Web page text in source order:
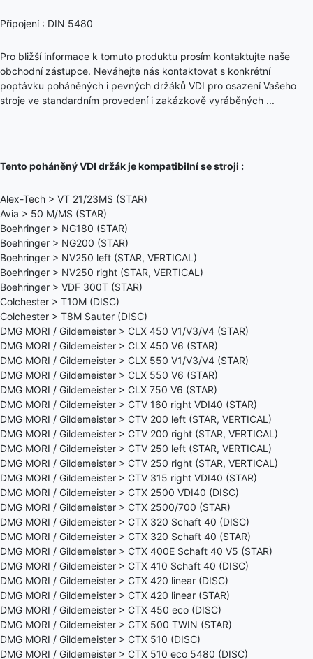
Připojení : DIN 5480
Pro bližší informace k tomuto produktu prosím kontaktujte naše
obchodní zástupce. Neváhejte nás kontaktovat s konkrétní
poptávku poháněných i pevných držáků VDI pro osazení Vašeho
stroje ve standardním provedení i zakázkově vyráběných ...
Tento poháněný VDI držák je kompatibilní se stroji :
Alex-Tech > VT 21/23MS (STAR)
Avia > 50 M/MS (STAR)
Boehringer > NG180 (STAR)
Boehringer > NG200 (STAR)
Boehringer > NV250 left (STAR, VERTICAL)
Boehringer > NV250 right (STAR, VERTICAL)
Boehringer > VDF 300T (STAR)
Colchester > T10M (DISC)
Colchester > T8M Sauter (DISC)
DMG MORI / Gildemeister > CLX 450 V1/V3/V4 (STAR)
DMG MORI / Gildemeister > CLX 450 V6 (STAR)
DMG MORI / Gildemeister > CLX 550 V1/V3/V4 (STAR)
DMG MORI / Gildemeister > CLX 550 V6 (STAR)
DMG MORI / Gildemeister > CLX 750 V6 (STAR)
DMG MORI / Gildemeister > CTV 160 right VDI40 (STAR)
DMG MORI / Gildemeister > CTV 200 left (STAR, VERTICAL)
DMG MORI / Gildemeister > CTV 200 right (STAR, VERTICAL)
DMG MORI / Gildemeister > CTV 250 left (STAR, VERTICAL)
DMG MORI / Gildemeister > CTV 250 right (STAR, VERTICAL)
DMG MORI / Gildemeister > CTV 315 right VDI40 (STAR)
DMG MORI / Gildemeister > CTX 2500 VDI40 (DISC)
DMG MORI / Gildemeister > CTX 2500/700 (STAR)
DMG MORI / Gildemeister > CTX 320 Schaft 40 (DISC)
DMG MORI / Gildemeister > CTX 320 Schaft 40 (STAR)
DMG MORI / Gildemeister > CTX 400E Schaft 40 V5 (STAR)
DMG MORI / Gildemeister > CTX 410 Schaft 40 (DISC)
DMG MORI / Gildemeister > CTX 420 linear (DISC)
DMG MORI / Gildemeister > CTX 420 linear (STAR)
DMG MORI / Gildemeister > CTX 450 eco (DISC)
DMG MORI / Gildemeister > CTX 500 TWIN (STAR)
DMG MORI / Gildemeister > CTX 510 (DISC)
DMG MORI / Gildemeister > CTX 510 eco 5480 (DISC)